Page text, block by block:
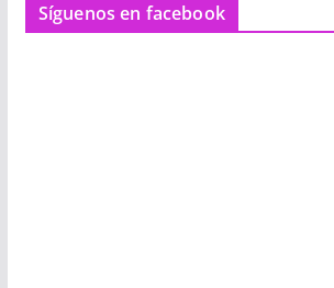
Síguenos en facebook